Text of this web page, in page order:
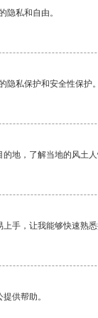
隐私和自由。
隐私保护和安全性保护。
地，了解当地的风土人
手，让我能够快速熟悉
供帮助。